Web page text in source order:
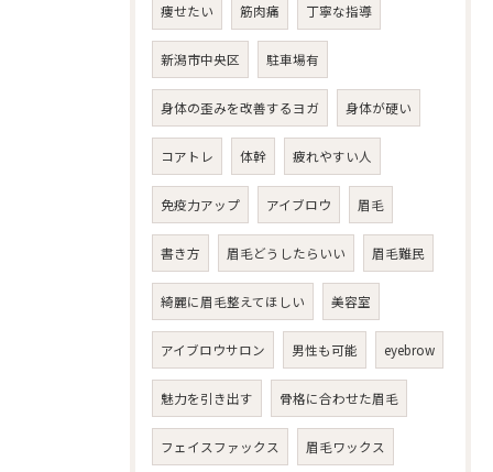
痩せたい 筋肉痛 丁寧な指導
新潟市中央区 駐車場有
身体の歪みを改善するヨガ 身体が硬い
コアトレ 体幹 疲れやすい人
免疫力アップ アイブロウ 眉毛
書き方 眉毛どうしたらいい 眉毛難民
綺麗に眉毛整えてほしい 美容室
アイブロウサロン 男性も可能 eyebrow
魅力を引き出す 骨格に合わせた眉毛
フェイスファックス 眉毛ワックス